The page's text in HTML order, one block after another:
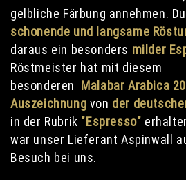
gelbliche Färbung annehmen.
schonende und langsame
daraus ein besonders milder
Röstmeister hat mit diesem
besonderen Malabar Arabica
Auszeichnung von der
in der Rubrik "Espresso"
war unser Lieferant Aspinwall
Besuch bei uns.